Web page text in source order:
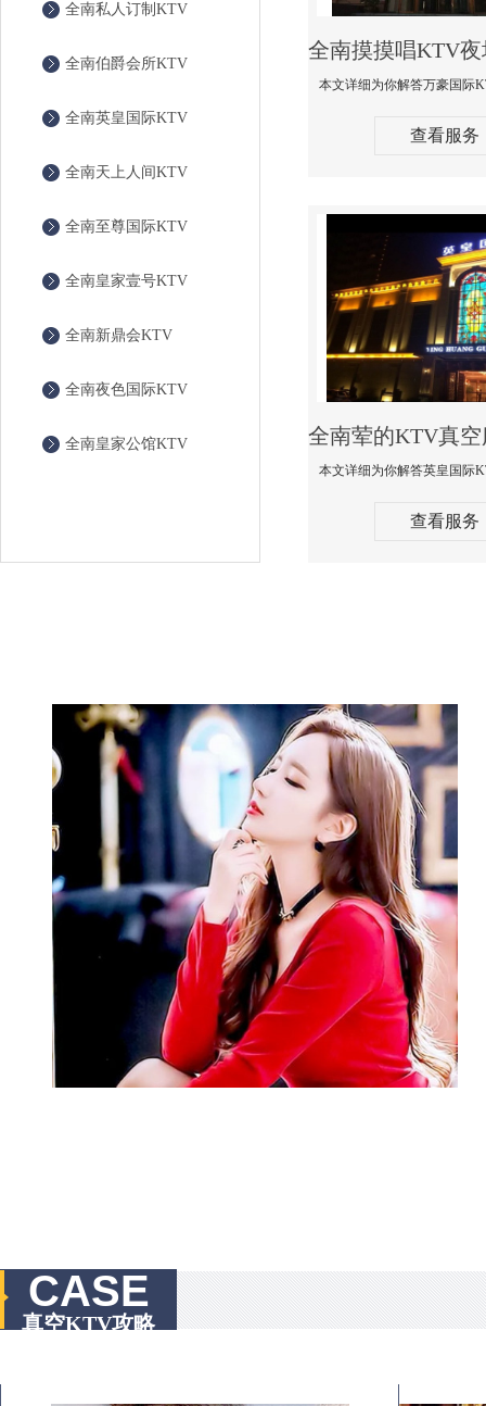
全南私人订制KTV
全南伯爵会所KTV
全南英皇国际KTV
全南天上人间KTV
全南至尊国际KTV
全南皇家壹号KTV
全南新鼎会KTV
全南夜色国际KTV
全南皇家公馆KTV
查看服务
查看服务
CASE
真空KTV攻略